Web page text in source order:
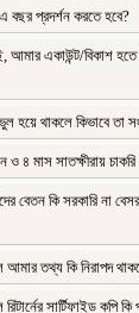
বছর প্রদর্শন করতে হবে?
একাউন্ট/বিকাশ হতে
ভুল হয়ে থাকলে কিভাবে তা
ও ৪ মাস সাতক্ষীরায়
বেতন কি সরকারি না
আমার তথ্য কি নিরাপদ
সার্টিফাইড কপি